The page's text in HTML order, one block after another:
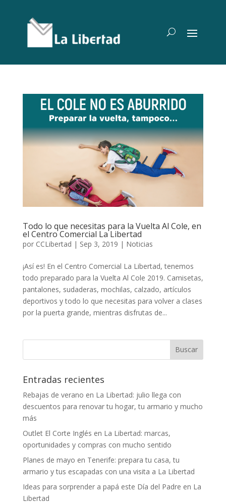
Todo lo que necesitas para la Vuelta Al Cole, en
el Centro Comercial La Libertad
por CCLibertad | Sep 3, 2019 | Noticias
¡Así es! En el Centro Comercial La Libertad, tenemos
todo preparado para la Vuelta Al Cole 2019. Camisetas,
pantalones, sudaderas, mochilas, calzado, artículos
deportivos y todo lo que necesitas para volver a clases
por la puerta grande, mientras disfrutas de...
Entradas recientes
Rebajas de verano en La Libertad: julio llega con
descuentos para renovar tu hogar, tu armario y mucho
más
Outlet El Corte Inglés en La Libertad: marcas,
oportunidades y compras con mucho sentido
Planes de mayo en Tenerife: prepara tu casa, tu
armario y tus escapadas con una visita a La Libertad
Ideas para sorprender a papá este Día del Padre en La
Libertad